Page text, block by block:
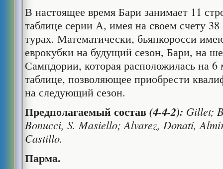
В настоящее время Бари занимает 11
таблице серии А, имея на своем счету
турах. Математически, бьянкоросси
еврокубки на будущий сезон, Бари, на
Сампдории, которая расположилась на 6
таблице, позволяющее приобрести
на следующий сезон.
Предполагаемый состав (4-4-2): Gillet;
Bonucci, S. Masiello; Alvarez, Donati,
Castillo.
Парма.